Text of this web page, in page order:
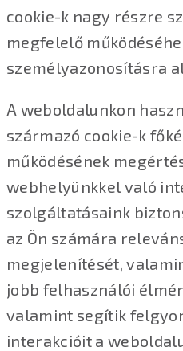
cookie-k nagy részre
megfelelő
személyazonosításra
A weboldalunkon
származó cookie-k
működésének
webhelyünkkel való
szolgáltatásaink
az Ön számára
megjelenítését,
jobb felhasználói
valamint segítik
interakcióit a